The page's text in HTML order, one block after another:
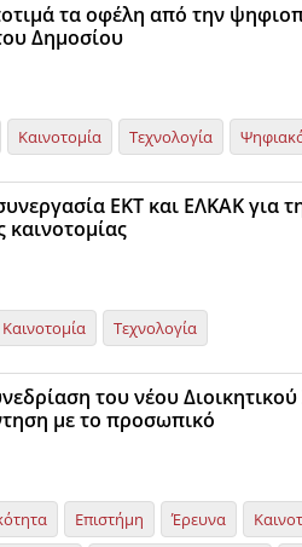
τα οφέλη από την
Δημοσίου
Καινοτομία Τεχνολογία
ΕΚΤ και ΕΛΚΑΚ για
καινοτομίας
Καινοτομία Τεχνολογία
του νέου
με το προσωπικό
Επιστήμη Έρευνα